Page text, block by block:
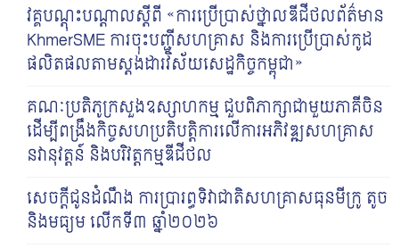
វគ្គបណ្តុះបណ្តាលស្តីពី «ការប្រើប្រាស់ថ្នាលឌីជីថលព័ត៌មាន
KhmerSME ការចុះបញ្ជីសហគ្រាស និងការប្រើប្រាស់កូដ
ផលិតផលតាមស្តង់ដារវិស័យសេដ្ឋកិច្ចកម្ពុជា»
គណៈប្រតិភូក្រសួងឧស្សាហកម្ម ជួបពិភាក្សាជាមួយភាគីចិន
ដើម្បីពង្រឹងកិច្ចសហប្រតិបត្តិការលើការអភិវឌ្ឍសហគ្រាស
នវានុវត្តន៍ និងបរិវត្តកម្មឌីជីថល
សេចក្តីជូនដំណឹង ការប្រារព្ធទិវាជាតិសហគ្រាសធុនមីក្រូ តូច
និងមធ្យម លើកទី៣ ឆ្នាំ២០២៦